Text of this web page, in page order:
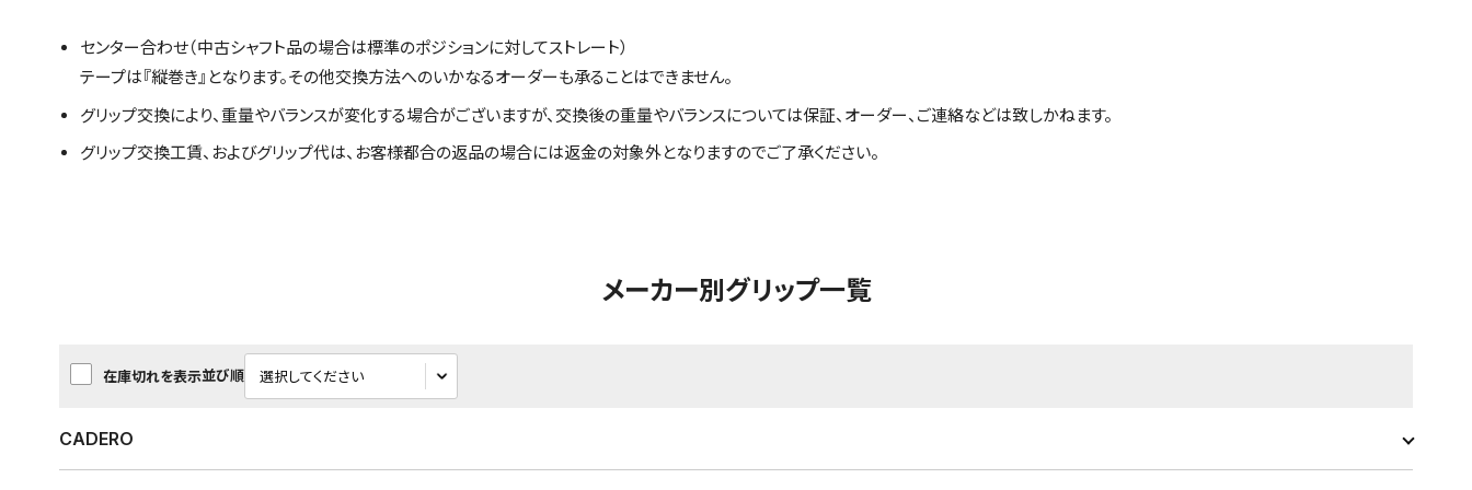
センター合わせ（中古シャフト品の場合は標準のポジションに対してストレート）
テープは『縦巻き』となります。その他交換方法へのいかなるオーダーも承ることはできません。
グリップ交換により、重量やバランスが変化する場合がございますが、交換後の重量やバランスについては保証、オーダー、ご連絡などは致しかねます。
グリップ交換工賃、およびグリップ代は、お客様都合の返品の場合には返金の対象外となりますのでご了承ください。
メーカー別グリップ一覧
在庫切れを表示並び順
CADERO